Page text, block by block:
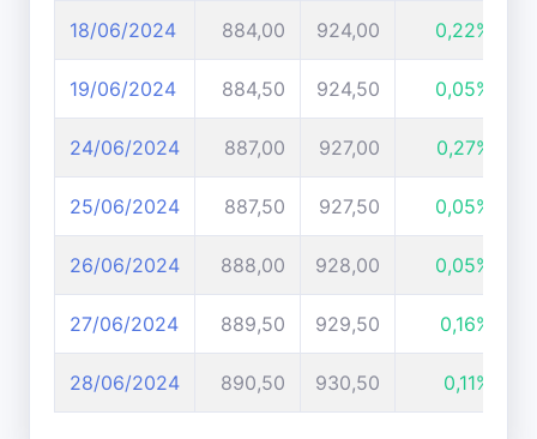
18/06/2024 884,00 924,00 0,22%
19/06/2024 884,50 924,50 0,05%
24/06/2024 887,00 927,00 0,27%
25/06/2024 887,50 927,50 0,05%
26/06/2024 888,00 928,00 0,05%
27/06/2024 889,50 929,50 0,16%
28/06/2024 890,50 930,50 0,11%